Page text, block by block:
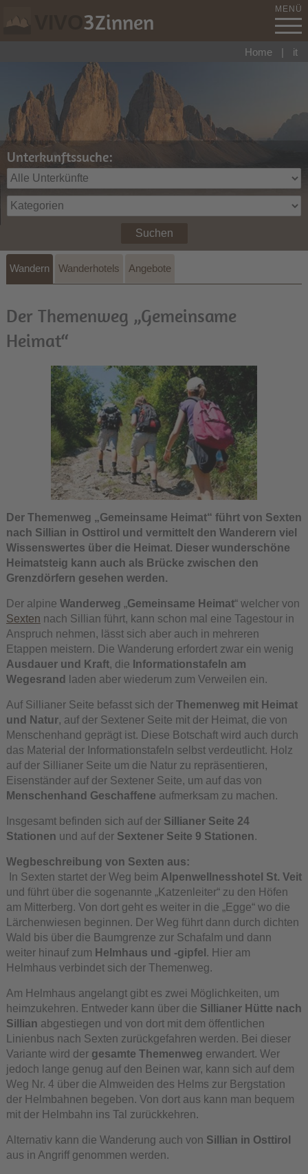
3Zinnen MENÜ
Unterkunftssuche:
Suchen
Home | it
Wandern Wanderhotels Angebote
Der Themenweg „Gemeinsame
Heimat“
Der Themenweg „Gemeinsame Heimat“ führt von Sexten
nach Sillian in Osttirol und vermittelt den Wanderern viel
Wissenswertes über die Heimat. Dieser wunderschöne
Heimatsteig kann auch als Brücke zwischen den
Grenzdörfern gesehen werden.
Der alpine Wanderweg „Gemeinsame Heimat“ welcher von
Sexten nach Sillian führt, kann schon mal eine Tagestour in
Anspruch nehmen, lässt sich aber auch in mehreren
Etappen meistern. Die Wanderung erfordert zwar ein wenig
Ausdauer und Kraft, die Informationstafeln am
Wegesrand
laden aber wiederum zum Verweilen ein.
Auf Sillianer Seite befasst sich der Themenweg mit Heimat
und Natur, auf der Sextener Seite mit der Heimat, die von
Menschenhand geprägt ist. Diese Botschaft wird auch durch
das Material der Informationstafeln selbst verdeutlicht. Holz
auf der Sillianer Seite um die Natur zu repräsentieren,
Eisenständer auf der Sextener Seite, um auf das von
Menschenhand Geschaffene aufmerksam zu machen.
Insgesamt befinden sich auf der Sillianer Seite 24
Stationen und auf der Sextener Seite 9 Stationen.
Wegbeschreibung von Sexten aus:
In Sexten startet der Weg beim Alpenwellnesshotel St. Veit
und führt über die sogenannte „Katzenleiter“ zu den Höfen
am Mitterberg. Von dort geht es weiter in die „Egge“ wo die
Lärchenwiesen beginnen. Der Weg führt dann durch dichten
Wald bis über die Baumgrenze zur Schafalm und dann
weiter hinauf zum Helmhaus und -gipfel . Hier am
Helmhaus verbindet sich der Themenweg.
Am Helmhaus angelangt gibt es zwei Möglichkeiten, um
heimzukehren. Entweder kann über die Sillianer Hütte nach
Sillian abgestiegen und von dort mit dem öffentlichen
Linienbus nach Sexten zurückgefahren werden. Bei dieser
Variante wird der gesamte Themenweg erwandert. Wer
jedoch lange genug auf den Beinen war, kann sich auf dem
Weg Nr. 4 über die Almweiden des Helms zur Bergstation
der Helmbahnen begeben. Von dort aus kann man bequem
mit der Helmbahn ins Tal zurückkehren.
Alternativ kann die Wanderung auch von Sillian in Osttirol
aus in Angriff genommen werden.